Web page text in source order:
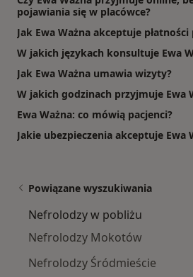
pojawiania się w placówce?
Jak Ewa Ważna akceptuje
W jakich językach konsultuje Ewa
Jak Ewa Ważna umawia wizyty?
W jakich godzinach przyjmuje Ewa
Ewa Ważna: co mówią pacjenci?
Jakie ubezpieczenia akceptuje Ewa
Powiązane wyszukiwania
Nefrolodzy w pobliżu
Nefrolodzy Mokotów
Nefrolodzy Śródmieście